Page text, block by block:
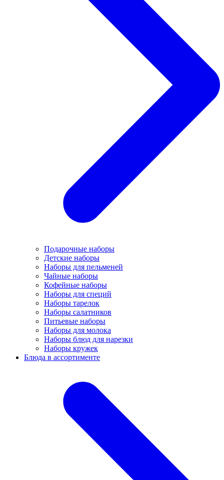
Подарочные наборы
Детские наборы
Наборы для пельменей
Чайные наборы
Кофейные наборы
Наборы для специй
Наборы тарелок
Наборы салатников
Питьевые наборы
Наборы для молока
Наборы блюд для нарезки
Наборы кружек
Блюда в ассортименте